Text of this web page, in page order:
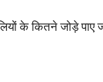
के कितने जोड़े पाए